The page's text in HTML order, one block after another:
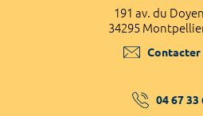
191 av. du
34295
Contacter
04 67 33